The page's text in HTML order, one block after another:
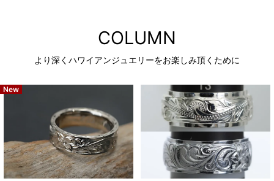
COLUMN
より深くハワイアンジュエリーをお楽しみ頂くために
New